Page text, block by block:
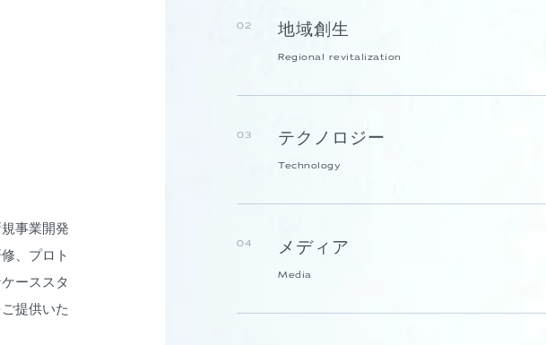
事業開発
、プロト
ーススタ
提供いた
02 地域創生
Regional revitalization
03 テクノロジー
Technology
04 メディア
Media